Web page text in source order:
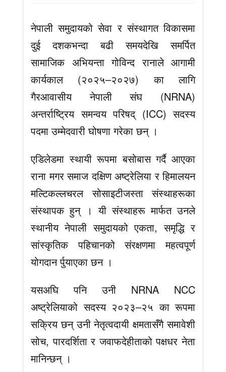
नेपाली समुदायको सेवा र संस्थागत विकासमा
दुई दशकभन्दा बढी समयदेखि समर्पित
सामाजिक अभियन्ता गोविन्द रानाले आगामी
कार्यकाल (२०२५–२०२७) का लागि
गैरआवासीय नेपाली संघ (NRNA)
अन्तर्राष्ट्रिय समन्वय परिषद् (ICC) सदस्य
पदमा उम्मेदवारी घोषणा गरेका छन् ।
एडिलेडमा स्थायी रूपमा बसोबास गर्दै आएका
राना मगर समाज दक्षिण अष्ट्रेलिया र हिमालयन
मल्टिकल्लचरल सोसाइटीजस्ता संस्थाहरूका
संस्थापक हुन् । यी संस्थाहरू मार्फत उनले
स्थानीय नेपाली समुदायको एकता, समृद्धि र
सांस्कृतिक पहिचानको संरक्षणमा महत्वपूर्ण
योगदान र्पुयाएका छन ।
यसअघि पनि उनी NRNA NCC
अष्ट्रेलियाको सदस्य २०२३–२५ का रूपमा
सक्रिय छन् उनी नेतृत्वदायी क्षमतासँगै समावेशी
सोच, पारदर्शिता र जवाफदेहीताको पक्षधर नेता
मानिन्छन् ।